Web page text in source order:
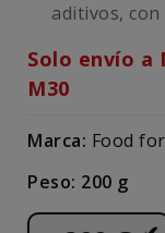
aditivos,
Solo envío a
M30
Marca: Food
Peso: 200 g